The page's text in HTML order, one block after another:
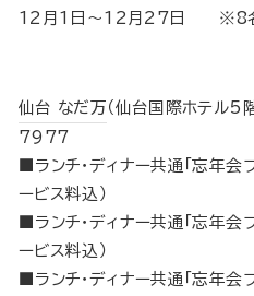
12月1日～12月27日 ※8名
仙台 なだ万 （仙台国際ホテ
7977
■ランチ・ディナー共通「忘年
ービス料込）
■ランチ・ディナー共通「忘年
ービス料込）
■ランチ・ディナー共通「忘年